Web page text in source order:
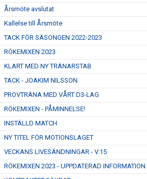
Årsmöte avslutat
Kallelse till Årsmöte
TACK FÖR SÄSONGEN 2022-2023
RÖKEMIXEN 2023
KLART MED NY TRÄNARSTAB
TACK - JOAKIM NILSSON
PROVTRÄNA MED VÅRT D3-LAG
RÖKEMIXEN - PÅMINNELSE!
INSTÄLLD MATCH
NY TITEL FÖR MOTIONSLAGET
VECKANS LIVESÄNDNINGAR - V.15
RÖKEMIXEN 2023 - UPPDATERAD INFORMATION